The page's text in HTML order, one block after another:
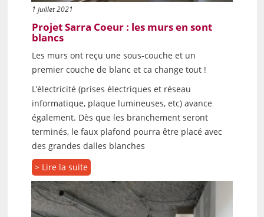
1 juillet 2021
Projet Sarra Coeur : les murs en sont
blancs
Les murs ont reçu une sous-couche et un
premier couche de blanc et ca change tout !
L’électricité (prises électriques et réseau
informatique, plaque lumineuses, etc) avance
également. Dès que les branchement seront
terminés, le faux plafond pourra être placé avec
des grandes dalles blanches
> Lire la suite